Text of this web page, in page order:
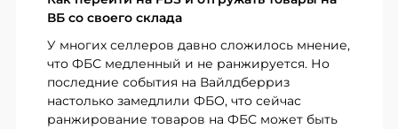
ВБ со своего склада
У многих селлеров давно сложилось мнение,
что ФБС медленный и не ранжируется. Но
последние события на Вайлдберриз
настолько замедлили ФБО, что сейчас
ранжирование товаров на ФБС может быть